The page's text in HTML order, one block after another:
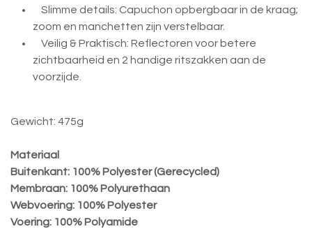
Slimme details: Capuchon opbergbaar in de kraag;
zoom en manchetten zijn verstelbaar.
Veilig & Praktisch: Reflectoren voor betere
zichtbaarheid en 2 handige ritszakken aan de
voorzijde.
Gewicht: 475g
Materiaal
Buitenkant: 100% Polyester (Gerecycled)
Membraan: 100% Polyurethaan
Webvoering: 100% Polyester
Voering: 100% Polyamide